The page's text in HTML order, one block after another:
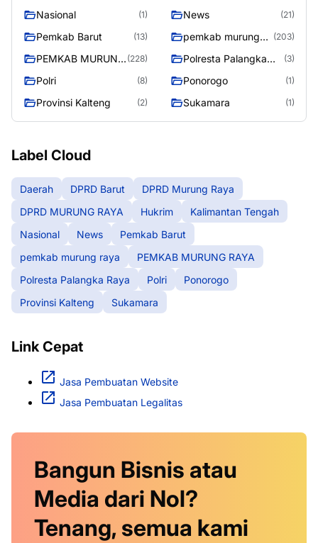
Nasional (1) News (21)
Pemkab Barut (13)
pemkab murung
(203)
PEMKAB MURUNG (228)
Polresta Palangka
(3)
Polri (8) Ponorogo (1)
Provinsi Kalteng (2) Sukamara (1)
Label Cloud
Daerah DPRD Barut
DPRD Murung Raya
DPRD MURUNG RAYA
Hukrim
Kalimantan Tengah
Nasional
News
Pemkab Barut
pemkab murung raya
PEMKAB MURUNG RAYA
Polresta Palangka Raya
Polri
Ponorogo
Provinsi Kalteng
Sukamara
Link Cepat
Jasa Pembuatan Website
Jasa Pembuatan Legalitas
Bangun Bisnis atau
Media dari Nol?
Tenang, semua kami